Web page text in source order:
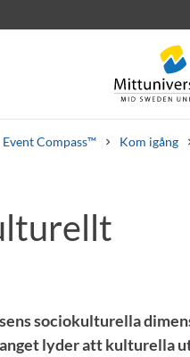
Event Compass™ Kom igång
Lediga jobb
sociokulturella
lyder att kulturella